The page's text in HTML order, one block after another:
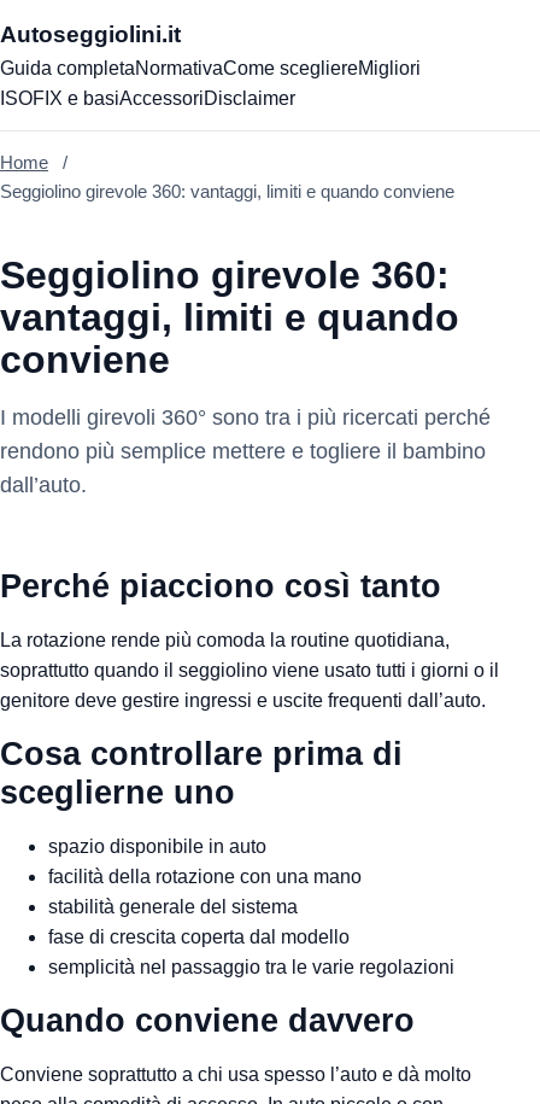
Autoseggiolini.it
Guida completaNormativaCome scegliereMigliori
ISOFIX e basiAccessoriDisclaimer
Home
Seggiolino girevole 360: vantaggi, limiti e quando conviene
Seggiolino girevole 360:
vantaggi, limiti e quando
conviene
I modelli girevoli 360° sono tra i più ricercati perché
rendono più semplice mettere e togliere il bambino
dall’auto.
Perché piacciono così tanto
La rotazione rende più comoda la routine quotidiana,
soprattutto quando il seggiolino viene usato tutti i giorni o il
genitore deve gestire ingressi e uscite frequenti dall’auto.
Cosa controllare prima di
sceglierne uno
spazio disponibile in auto
facilità della rotazione con una mano
stabilità generale del sistema
fase di crescita coperta dal modello
semplicità nel passaggio tra le varie regolazioni
Quando conviene davvero
Conviene soprattutto a chi usa spesso l’auto e dà molto